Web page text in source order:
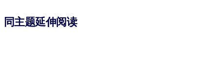
同主题延伸阅读